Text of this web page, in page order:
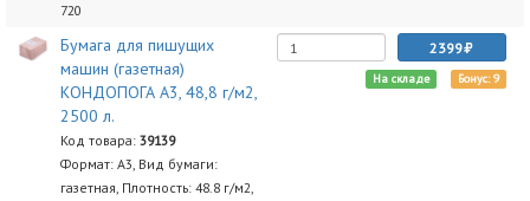
720
Бумага для пишущих
машин (газетная)
КОНДОПОГА А3, 48,8 г/м2,
2500 л.
Код товара: 39139
Формат: А3, Вид бумаги:
газетная, Плотность: 48.8 г/м2,
2399
На складе Бонус: 9